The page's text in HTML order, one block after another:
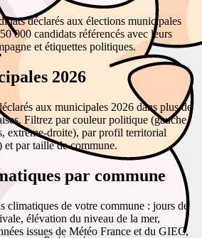
déclarés aux élections municipales
000 candidats référencés avec leurs
et étiquettes politiques.
2026
aux municipales 2026 dans plus de
Filtrez par couleur politique (gauche,
extrême-droite), par profil territorial
par taille de commune.
par commune
climatiques de votre commune : jours de
élévation du niveau de la mer,
issues de Météo France et du GIEC,